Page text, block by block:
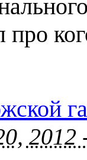
про
2012